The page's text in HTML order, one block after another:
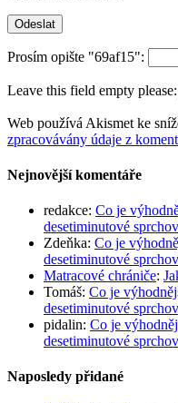
Prosím opište "69af15":
Leave this field empty please:
Web používá Akismet ke
zpracovávány údaje z
Nejnovější komentáře
redakce: Co je
desetiminutové
Zdeňka: Co je
desetiminutové
Matracové chrániče:
Tomáš: Co je
desetiminutové
pidalin: Co je
desetiminutové
Naposledy přidané